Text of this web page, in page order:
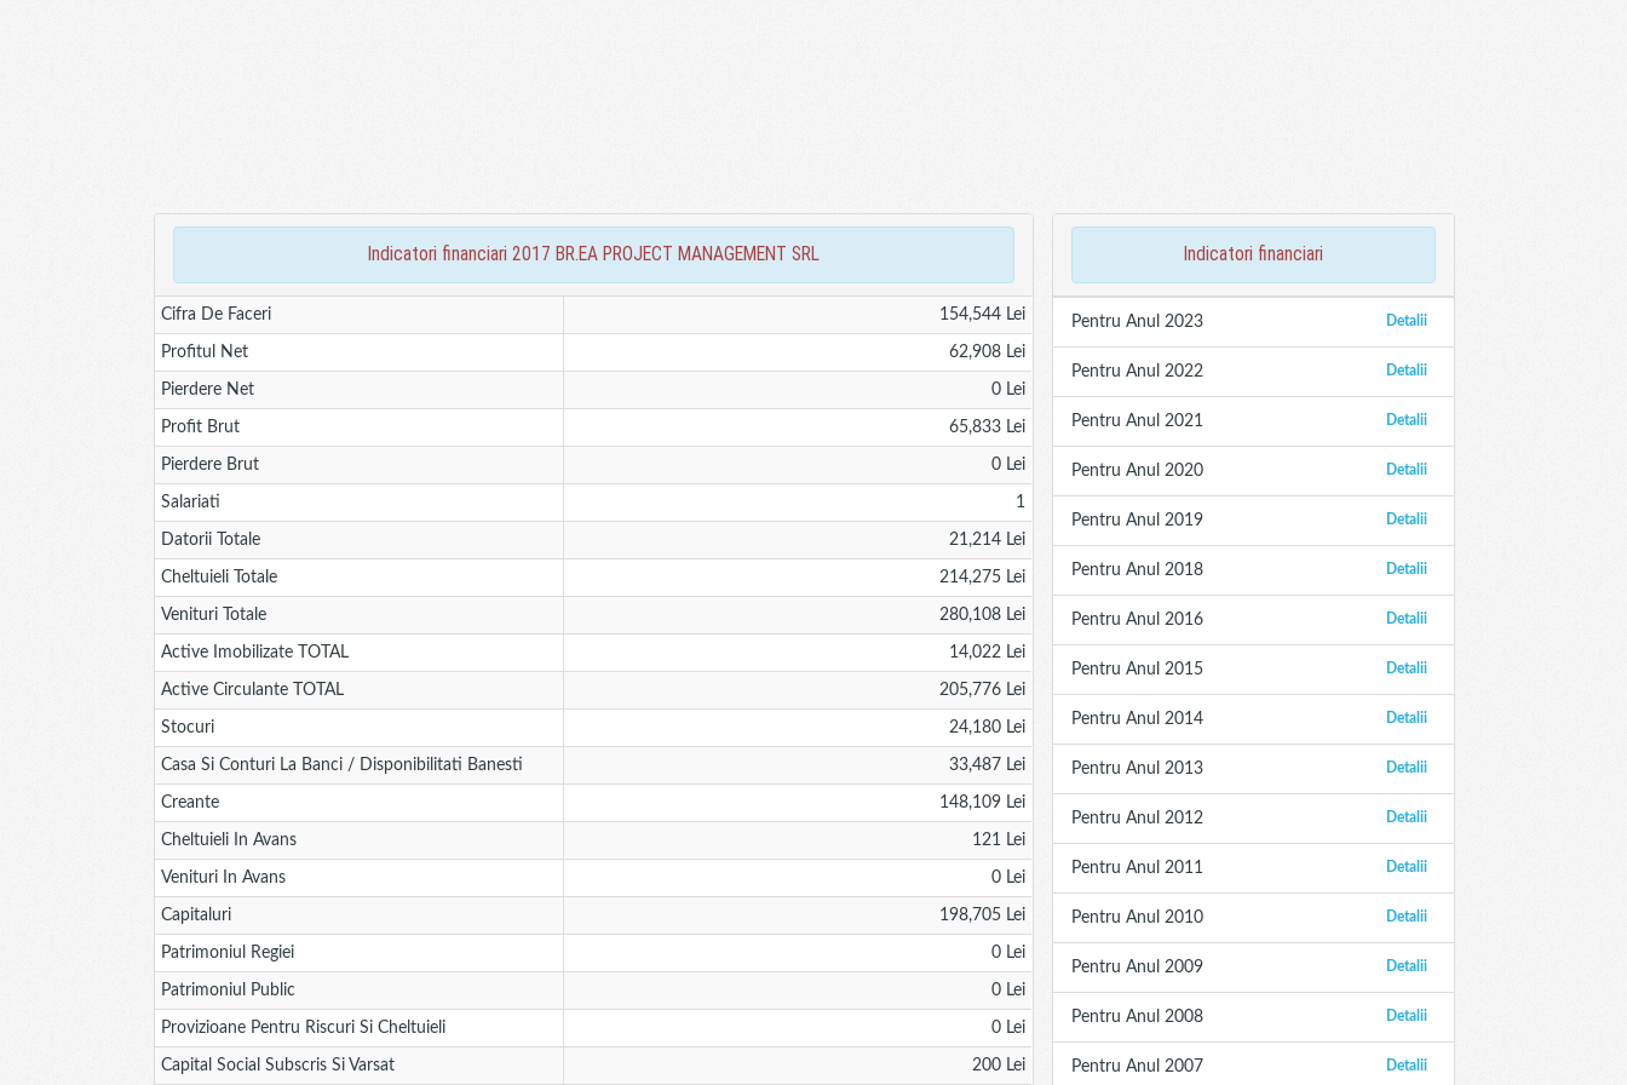
indicatori financiari 2017 BR.EA PROJECT MANAGEMENT SRL
Cifra De Faceri 154,544 Lei
Profitul Net 62,908 Lei
Pierdere Net 0 Lei
Profit Brut 65,833 Lei
Pierdere Brut 0 Lei
Salariati 1
Datorii Totale 21,214 Lei
Cheltuieli Totale 214,275 Lei
Venituri Totale 280,108 Lei
Active Imobilizate TOTAL 14,022 Lei
Active Circulante TOTAL 205,776 Lei
Stocuri 24,180 Lei
Casa Si Conturi La Banci / Disponibilitati Banesti 33,487 Lei
Creante 148,109 Lei
Cheltuieli In Avans 121 Lei
Venituri In Avans 0 Lei
Capitaluri 198,705 Lei
Patrimoniul Regiei 0 Lei
Patrimoniul Public 0 Lei
Provizioane Pentru Riscuri Si Cheltuieli 0 Lei
Capital Social Subscris Si Varsat 200 Lei
indicatori financiari
Detalii
Pentru Anul 2023
Detalii
Pentru Anul 2022
Detalii
Pentru Anul 2021
Detalii
Pentru Anul 2020
Detalii
Pentru Anul 2019
Detalii
Pentru Anul 2018
Detalii
Pentru Anul 2016
Detalii
Pentru Anul 2015
Detalii
Pentru Anul 2014
Detalii
Pentru Anul 2013
Detalii
Pentru Anul 2012
Detalii
Pentru Anul 2011
Detalii
Pentru Anul 2010
Detalii
Pentru Anul 2009
Detalii
Pentru Anul 2008
Detalii
Pentru Anul 2007